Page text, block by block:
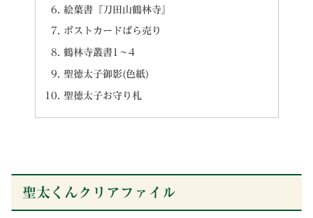
絵葉書『刀田山鶴林寺』
ポストカードばら売り
鶴林寺叢書1～4
聖徳太子御影(色紙)
聖徳太子お守り札
聖太くんクリアファイル